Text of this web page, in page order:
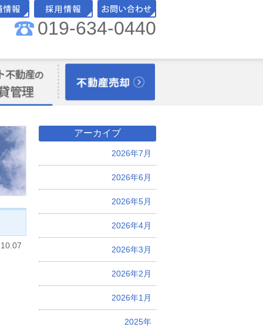
報 採用情報 お問い合わせ
019-634-0440
アーカイブ
2026年7月
2026年6月
2026年5月
2026年4月
2026年3月
2026年2月
2026年1月
2025年